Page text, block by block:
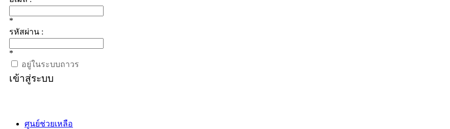
*
รหัสผ่าน :
*
อยู่ในระบบถาวร
เข้าสู่ระบบ
ศูนย์ช่วยเหลือ